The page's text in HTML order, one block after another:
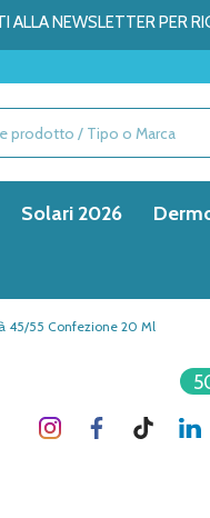
ALLA NEWSLETTER PER
Solari 2026
45/55 Confezione 20 Ml